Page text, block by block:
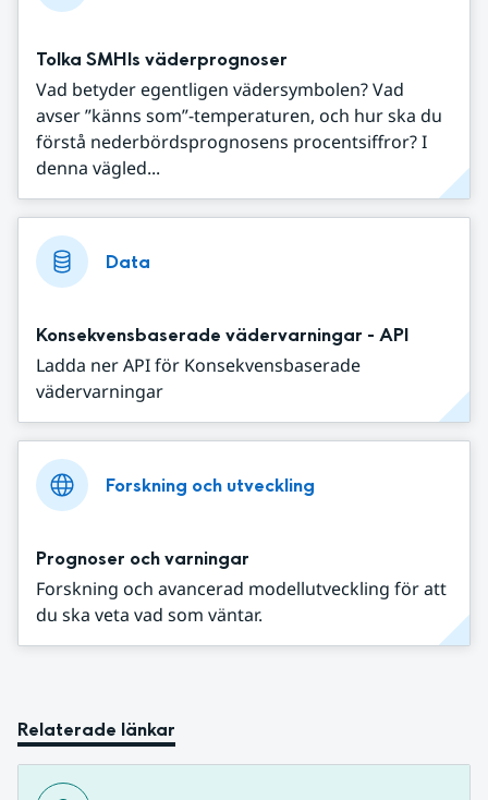
Tolka SMHIs väderprognoser
Vad betyder egentligen vädersymbolen? Vad
avser ”känns som”-temperaturen, och hur ska du
förstå nederbördsprognosens procentsiffror? I
denna vägled...
Data
Konsekvensbaserade vädervarningar - API
Ladda ner API för Konsekvensbaserade
vädervarningar
Forskning och utveckling
Prognoser och varningar
Forskning och avancerad modellutveckling för att
du ska veta vad som väntar.
Relaterade länkar